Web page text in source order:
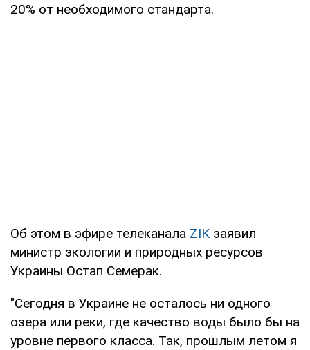
20% от необходимого стандарта.
Об этом в эфире телеканала ZIK заявил
министр экологии и природных ресурсов
Украины Остап Семерак.
"Сегодня в Украине не осталось ни одного
озера или реки, где качество воды было бы на
уровне первого класса. Так, прошлым летом я